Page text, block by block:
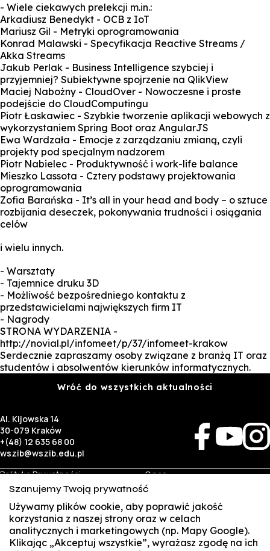
- Wiele ciekawych prelekcji m.in.:
Arkadiusz Benedykt - OCB z IoT
Mariusz Gil - Metryki oprogramowania
Konrad Malawski - Specyfikacja Reactive Streams /
Akka Streams
Jakub Perlak - Business Intelligence szybciej i
przyjemniej? Subiektywne spojrzenie na QlikView
Maciej Nabożny - CloudOver - Nowoczesne i proste
podejście do CloudComputingu
Piotr Łaskawiec - Szybkie tworzenie aplikacji webowych z
wykorzystaniem Spring Boot oraz AngularJS
Ewa Wardzała - Emocje z zarządzaniu zmianą, czyli
projekty pod specjalnym nadzorem
Piotr Nabielec - Produktywność i work-life balance
Mieszko Lassota - Cztery podstawy projektowania
oprogramowania
Zofia Barańska - It’s all in your head and body – o sztuce
rozbijania deseczek, pokonywania trudności i osiągania
celów
i wielu innych.
- Warsztaty
- Tajemnice druku 3D
- Możliwość bezpośredniego kontaktu z
przedstawicielami największych firm IT
- Nagrody
STRONA WYDARZENIA -
http://novial.pl/infomeet/p/37/infomeet-krakow
Serdecznie zapraszamy osoby związane z branżą IT oraz
studentów i absolwentów kierunków informatycznych.
Wróć do wszystkich aktualności
Al. Kijowska 14
30-079 Kraków
+(48) 12 635 68 00
wszib@wszib.edu.pl
Polityka Prywatności
RODO
Identyfikacja wizualna
O nas
Rekrutacja
Studia
Kontakt
Biznes
Wynajem sal
Student
Multis Multum
Szanujemy Twoją prywatność
Używamy plików cookie, aby poprawić jakość
korzystania z naszej strony oraz w celach
analitycznych i marketingowych (np. Mapy Google).
Klikając „Akceptuj wszystkie”, wyrażasz zgodę na ich